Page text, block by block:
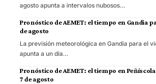
agosto apunta a intervalos nubosos…
Pronóstico de AEMET: el tiempo en Gandia
de agosto
La previsión meteorológica en Gandia para el
apunta a un día…
Pronóstico de AEMET: el tiempo en
7 de agosto